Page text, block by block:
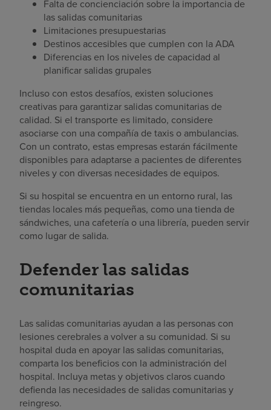
Falta de concienciación sobre la importancia de
las salidas comunitarias
Limitaciones presupuestarias
Destinos accesibles que cumplen con la ADA
Diferencias en los niveles de capacidad al
planificar salidas grupales
Incluso con estos desafíos, existen soluciones
creativas para garantizar salidas comunitarias de
calidad. Si el transporte es limitado, considere
asociarse con una compañía de taxis o ambulancias.
Con un contrato, estas empresas estarán fácilmente
disponibles para adaptarse a pacientes de diferentes
niveles y con diversas necesidades de equipos.
Si su hospital se encuentra en un entorno rural, las
tiendas locales más pequeñas, como una tienda de
sándwiches, una cafetería o una librería, pueden servir
como lugar de salida.
Defender las salidas
comunitarias
Las salidas comunitarias ayudan a las personas con
lesiones cerebrales a volver a su comunidad. Si su
hospital duda en apoyar las salidas comunitarias,
comparta los beneficios con la administración del
hospital. Incluya metas y objetivos claros cuando
defienda las necesidades de salidas comunitarias y
reingreso.